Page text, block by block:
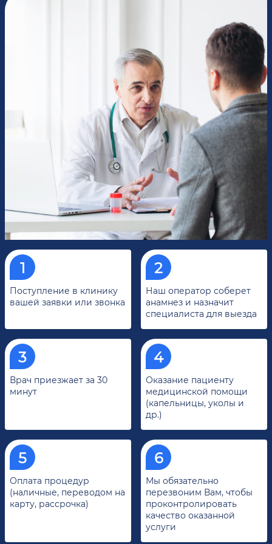
Поступление в клинику
вашей заявки или звонка
Наш оператор соберет
анамнез и назначит
специалиста для выезда
Врач приезжает за 30
минут
Оказание пациенту
медицинской помощи
(капельницы, уколы и
др.)
Оплата процедур
(наличные, переводом на
карту, рассрочка)
Мы обязательно
перезвоним Вам, чтобы
проконтролировать
качество оказанной
услуги